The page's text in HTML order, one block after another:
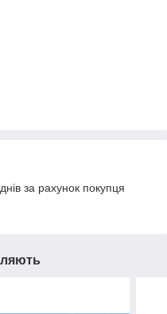
за рахунок покупця